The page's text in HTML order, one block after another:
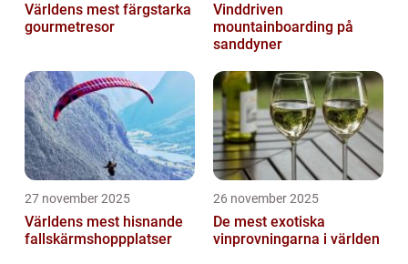
Världens mest färgstarka
gourmetresor
Vinddriven
mountainboarding på
sanddyner
27 november 2025
Världens mest hisnande
fallskärmshoppplatser
26 november 2025
De mest exotiska
vinprovningarna i världen